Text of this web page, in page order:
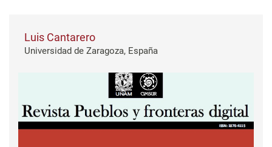
Luis Cantarero
Universidad de Zaragoza, España
Barra lateral del artículo